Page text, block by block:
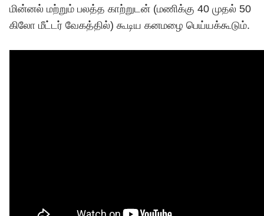
மின்னல் மற்றும் பலத்த காற்றுடன் (மணிக்கு 40 முதல் 50
கிலோ மீட்டர் வேகத்தில்) கூடிய கனமழை பெய்யக்கூடும்.